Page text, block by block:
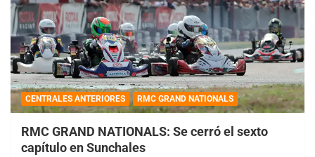
CENTRALES ANTERIORES RMC GRAND NATIONALS
RMC GRAND NATIONALS: Se cerró el sexto
capítulo en Sunchales